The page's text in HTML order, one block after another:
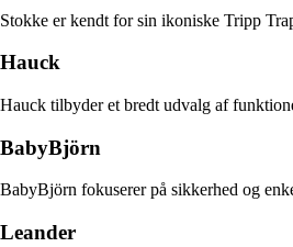
Stokke er kendt for sin ikoniske Tripp
Hauck
Hauck tilbyder et bredt udvalg af
BabyBjörn
BabyBjörn fokuserer på sikkerhed og
Leander